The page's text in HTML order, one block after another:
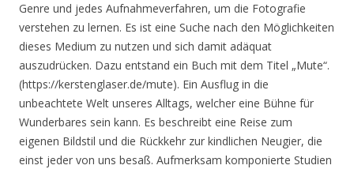
Genre und jedes Aufnahmeverfahren, um die Fotografie
verstehen zu lernen. Es ist eine Suche nach den Möglichkeiten
dieses Medium zu nutzen und sich damit adäquat
auszudrücken. Dazu entstand ein Buch mit dem Titel „Mute“.
(https://kerstenglaser.de/mute). Ein Ausflug in die
unbeachtete Welt unseres Alltags, welcher eine Bühne für
Wunderbares sein kann. Es beschreibt eine Reise zum
eigenen Bildstil und die Rückkehr zur kindlichen Neugier, die
einst jeder von uns besaß. Aufmerksam komponierte Studien